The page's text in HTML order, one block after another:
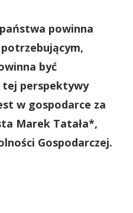
powinna
być
tej perspektywy
w gospodarce za
Marek Tatała*,
Gospodarczej.